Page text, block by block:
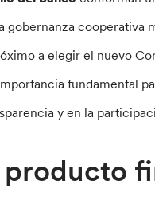
cooperativa
a elegir el nuevo
fundamental
y en la
producto